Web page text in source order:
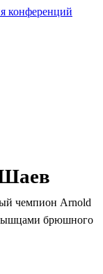
конференций
чемпион Arnold
мышцами брюшного